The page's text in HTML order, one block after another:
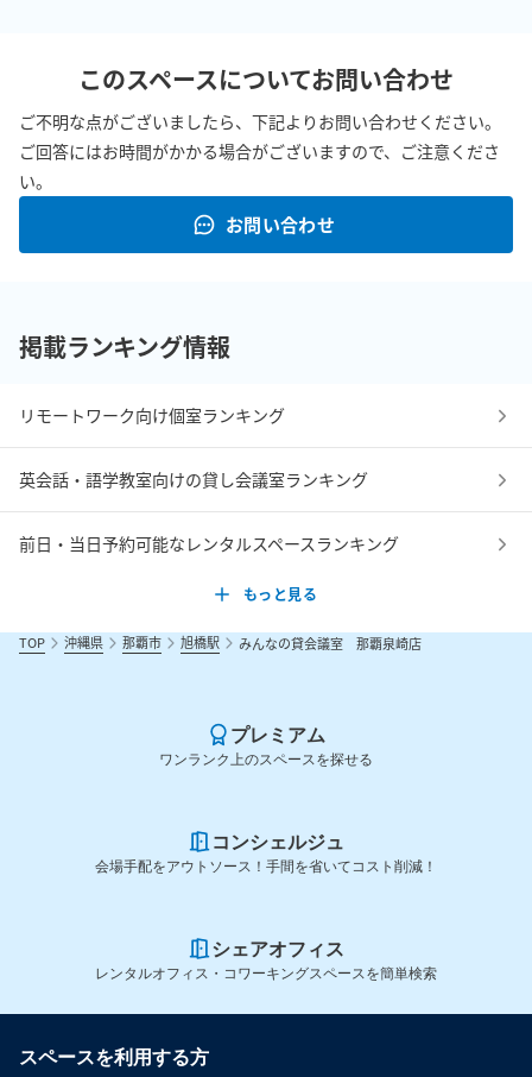
このスペースについてお問い合わせ
ご不明な点がございましたら、下記よりお問い合わせください。
ご回答にはお時間がかかる場合がございますので、ご注意くださ
い。
お問い合わせ
掲載ランキング情報
リモートワーク向け個室ランキング
英会話・語学教室向けの貸し会議室ランキング
前日・当日予約可能なレンタルスペースランキング
もっと見る
TOP 沖縄県 那覇市 旭橋駅 みんなの貸会議室 那覇泉崎店
プレミアム
ワンランク上のスペースを探せる
コンシェルジュ
会場手配をアウトソース！手間を省いてコスト削減！
シェアオフィス
レンタルオフィス・コワーキングスペースを簡単検索
スペースを利用する方